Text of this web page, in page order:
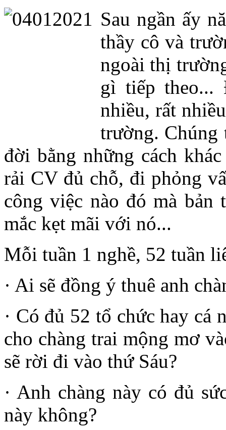
Sau ngần ấy
thầy cô và
ngoài thị
gì tiếp theo...
nhiều, rất
trường. Chúng
đời bằng những cách
rải CV đủ chỗ, đi phỏng
công việc nào đó mà
mắc kẹt mãi với nó...
Mỗi tuần 1 nghề, 52 tuần
· Ai sẽ đồng ý thuê anh
· Có đủ 52 tổ chức hay cá
cho chàng trai mộng mơ
sẽ rời đi vào thứ Sáu?
· Anh chàng này có đủ
này không?